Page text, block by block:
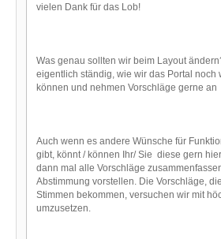
vielen Dank für das Lob!
Was genau sollten wir beim Layout
eigentlich ständig, wie wir das Portal noch
können und nehmen Vorschläge gerne an
Auch wenn es andere Wünsche für
gibt, könnt / können Ihr/ Sie diese gern
dann mal alle Vorschläge
Abstimmung vorstellen. Die Vorschläge,
Stimmen bekommen, versuchen wir mit
umzusetzen.